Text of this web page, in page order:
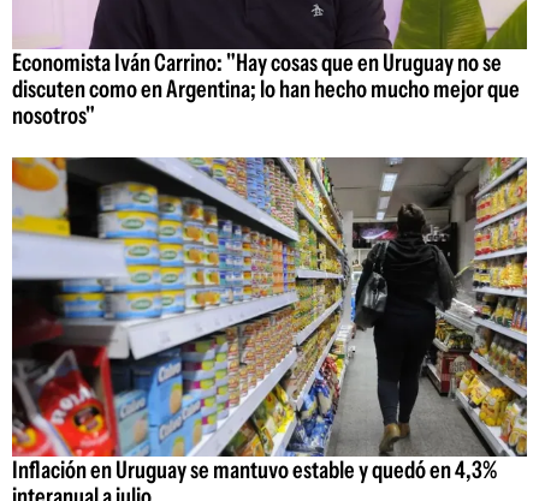
Economista Iván Carrino: "Hay cosas que en Uruguay no se
discuten como en Argentina; lo han hecho mucho mejor que
nosotros"
Inflación en Uruguay se mantuvo estable y quedó en 4,3%